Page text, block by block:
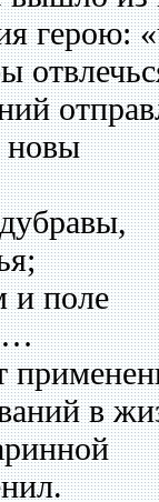
герою:
новы
и поле
в